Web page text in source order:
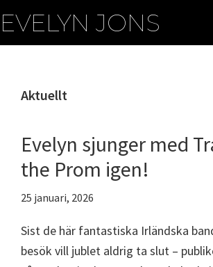
till
huvudinnehåll
EVELYN JONS
Aktuellt
Evelyn sjunger med
the Prom igen!
25 januari, 2026
Sist de här fantastiska Irländska
besök vill jublet aldrig ta slut –